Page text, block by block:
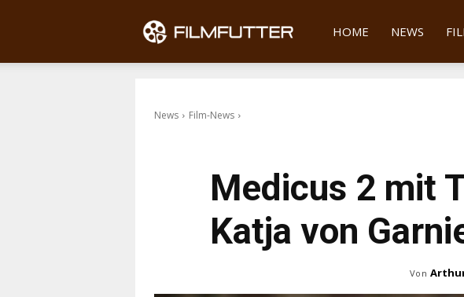
Filmfutter
HOME NEWS
News Film-News
Medicus 2 mit
Katja von
Von